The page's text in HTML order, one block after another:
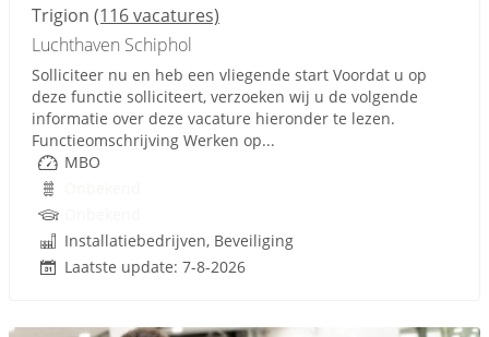
Trigion (116 vacatures)
Luchthaven Schiphol
Solliciteer nu en heb een vliegende start Voordat u op
deze functie solliciteert, verzoeken wij u de volgende
informatie over deze vacature hieronder te lezen.
Functieomschrijving Werken op...
MBO
Installatiebedrijven, Beveiliging
Laatste update: 7-8-2026